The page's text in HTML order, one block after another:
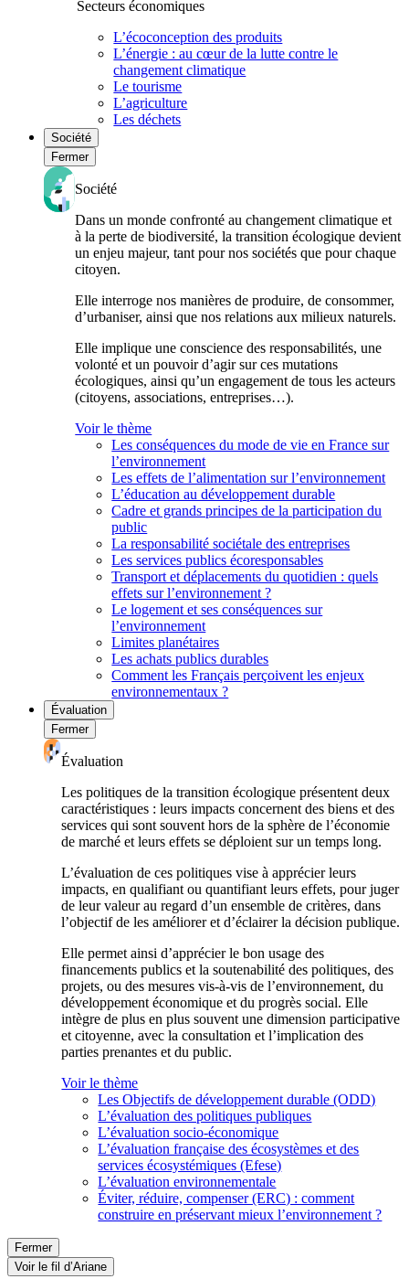
Secteurs économiques
L’écoconception des produits
L’énergie : au cœur de la lutte contre le
changement climatique
Le tourisme
L’agriculture
Les déchets
Société
Fermer
Société
Dans un monde confronté au changement climatique et
à la perte de biodiversité, la transition écologique devient
un enjeu majeur, tant pour nos sociétés que pour chaque
citoyen.
Elle interroge nos manières de produire, de consommer,
d’urbaniser, ainsi que nos relations aux milieux naturels.
Elle implique une conscience des responsabilités, une
volonté et un pouvoir d’agir sur ces mutations
écologiques, ainsi qu’un engagement de tous les acteurs
(citoyens, associations, entreprises…).
Voir le thème
Les conséquences du mode de vie en France sur
l’environnement
Les effets de l’alimentation sur l’environnement
L’éducation au développement durable
Cadre et grands principes de la participation du
public
La responsabilité sociétale des entreprises
Les services publics écoresponsables
Transport et déplacements du quotidien : quels
effets sur l’environnement ?
Le logement et ses conséquences sur
l’environnement
Limites planétaires
Les achats publics durables
Comment les Français perçoivent les enjeux
environnementaux ?
Évaluation
Fermer
Évaluation
Les politiques de la transition écologique présentent deux
caractéristiques : leurs impacts concernent des biens et des
services qui sont souvent hors de la sphère de l’économie
de marché et leurs effets se déploient sur un temps long.
L’évaluation de ces politiques vise à apprécier leurs
impacts, en qualifiant ou quantifiant leurs effets, pour juger
de leur valeur au regard d’un ensemble de critères, dans
l’objectif de les améliorer et d’éclairer la décision publique.
Elle permet ainsi d’apprécier le bon usage des
financements publics et la soutenabilité des politiques, des
projets, ou des mesures vis-à-vis de l’environnement, du
développement économique et du progrès social. Elle
intègre de plus en plus souvent une dimension participative
et citoyenne, avec la consultation et l’implication des
parties prenantes et du public.
Voir le thème
Les Objectifs de développement durable (ODD)
L’évaluation des politiques publiques
L’évaluation socio-économique
L’évaluation française des écosystèmes et des
services écosystémiques (Efese)
L’évaluation environnementale
Éviter, réduire, compenser (ERC) : comment
construire en préservant mieux l’environnement ?
Fermer
Voir le fil d’Ariane